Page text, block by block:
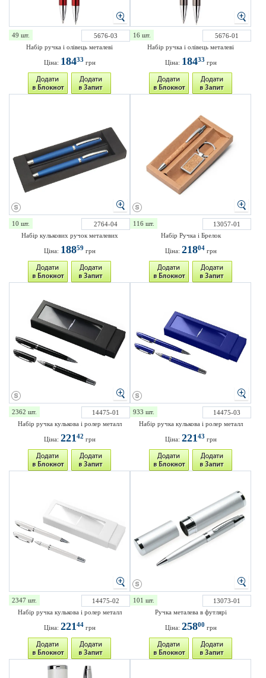
49 шт.
5676-03
Набір ручка і олівець металеві
Ціна: 18433 грн
16 шт.
5676-01
Набір ручка і олівець металеві
Ціна: 18433 грн
10 шт.
2764-04
Набір кулькових ручок металевих
Ціна: 18859 грн
116 шт.
13057-01
Набір Ручка і Брелок
Ціна: 21804грн
2362 шт.
14475-01
Набір ручка кулькова і ролер металл
Ціна: 22142 грн
933 шт.
14475-03
Набір ручка кулькова і ролер металл
Ціна: 22143 грн
2347 шт.
14475-02
Набір ручка кулькова і ролер металл
Ціна: 22144грн
101 шт.
13073-01
Ручка металева в футлярі
Ціна: 25800 грн